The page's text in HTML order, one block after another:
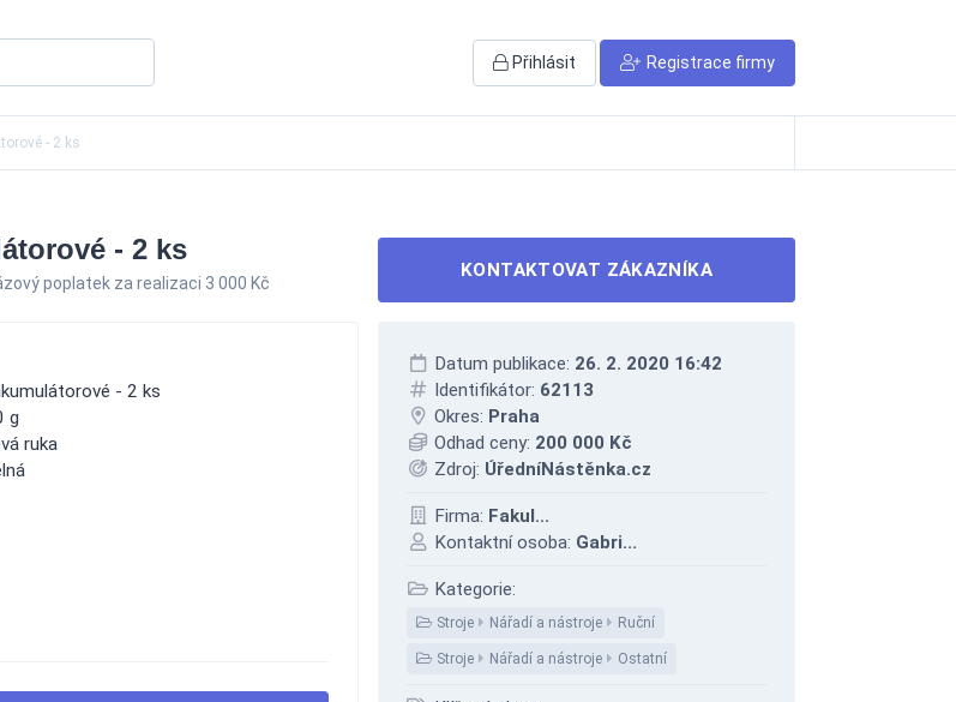
Přihlásit Registrace firmy
- 2 ks
- 2 ks
poplatek za realizaci 3 000 Kč
KONTAKTOVAT ZÁKAZNÍKA
- 2 ks
g
ruka
Datum publikace: 26. 2. 2020 16:42
Identifikátor: 62113
Okres: Praha
Odhad ceny: 200 000 Kč
Zdroj: ÚředníNástěnka.cz
Firma: Fakul...
Kontaktní osoba: Gabri...
Kategorie:
Stroje Nářadí a nástroje Ruční
Stroje Nářadí a nástroje Ostatní